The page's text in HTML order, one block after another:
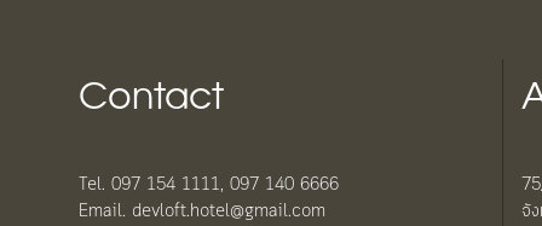
Contact
Tel. 097 154 1111, 097 140 6666
Email. devloft.hotel@gmail.com
จั